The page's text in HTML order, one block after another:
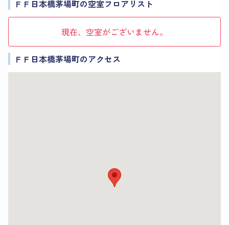
ＦＦ日本橋茅場町の空室フロアリスト
現在、空室がございません。
ＦＦ日本橋茅場町のアクセス